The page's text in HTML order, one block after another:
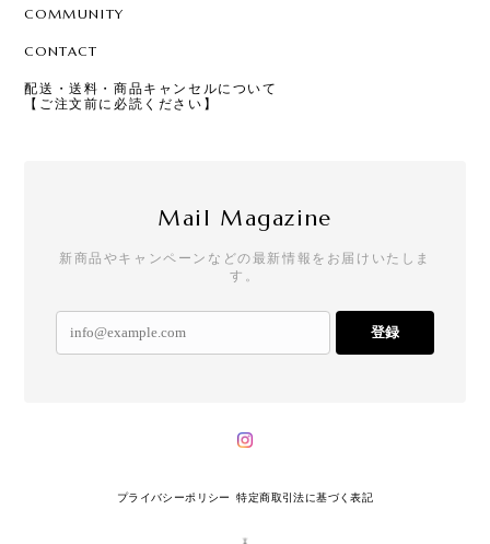
COMMUNITY
CONTACT
配送・送料・商品キャンセルについて
【ご注文前に必読ください】
Mail Magazine
新商品やキャンペーンなどの最新情報をお届けいたしま
す。
登録
プライバシーポリシー 特定商取引法に基づく表記